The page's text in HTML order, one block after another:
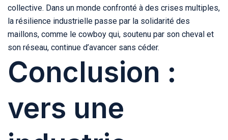
collective. Dans un monde confronté à des crises multiples,
la résilience industrielle passe par la solidarité des
maillons, comme le cowboy qui, soutenu par son cheval et
son réseau, continue d’avancer sans céder.
Conclusion :
vers une